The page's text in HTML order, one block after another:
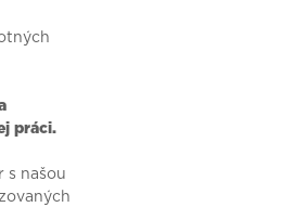
práci.
s našou